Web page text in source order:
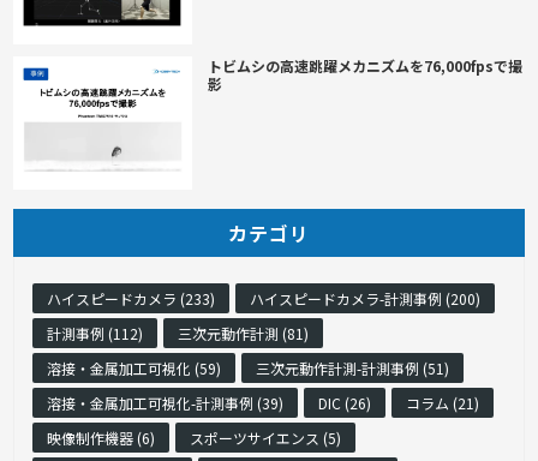
トビムシの高速跳躍メカニズムを76,000fpsで撮
影
カテゴリ
ハイスピードカメラ (233)
ハイスピードカメラ-計測事例 (200)
計測事例 (112)
三次元動作計測 (81)
溶接・金属加工可視化 (59)
三次元動作計測-計測事例 (51)
溶接・金属加工可視化-計測事例 (39)
DIC (26)
コラム (21)
映像制作機器 (6)
スポーツサイエンス (5)